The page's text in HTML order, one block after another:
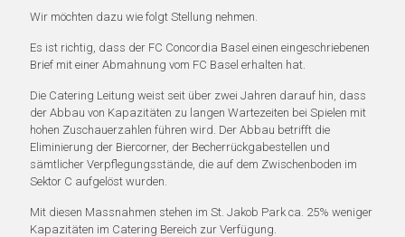
Wir möchten dazu wie folgt Stellung nehmen.
Es ist richtig, dass der FC Concordia Basel einen eingeschriebenen
Brief mit einer Abmahnung vom FC Basel erhalten hat.
Die Catering Leitung weist seit über zwei Jahren darauf hin, dass
der Abbau von Kapazitäten zu langen Wartezeiten bei Spielen mit
hohen Zuschauerzahlen führen wird. Der Abbau betrifft die
Eliminierung der Biercorner, der Becherrückgabestellen und
sämtlicher Verpflegungsstände, die auf dem Zwischenboden im
Sektor C aufgelöst wurden.
Mit diesen Massnahmen stehen im St. Jakob Park ca. 25% weniger
Kapazitäten im Catering Bereich zur Verfügung.